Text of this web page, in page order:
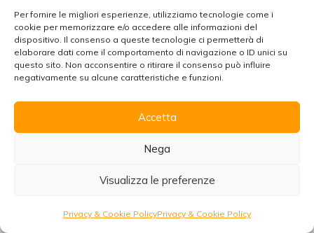
Per fornire le migliori esperienze, utilizziamo tecnologie come i
cookie per memorizzare e/o accedere alle informazioni del
dispositivo. Il consenso a queste tecnologie ci permetterà di
elaborare dati come il comportamento di navigazione o ID unici su
questo sito. Non acconsentire o ritirare il consenso può influire
negativamente su alcune caratteristiche e funzioni.
Accetta
Nega
Visualizza le preferenze
Privacy & Cookie PolicyPrivacy & Cookie Policy
CHIEDI UNA PROPOSTA
Ultimi aggiornamenti
Richiedi preventivo
Organizzare un viaggio in Marocco
viaggiare senza pensieri!
Scarica